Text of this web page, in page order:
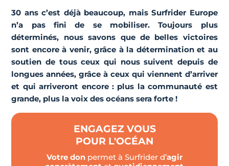
30 ans c’est déjà beaucoup, mais Surfrider Europe
n’a pas fini de se mobiliser. Toujours plus
déterminés, nous savons que de belles victoires
sont encore à venir, grâce à la détermination et au
soutien de tous ceux qui nous suivent depuis de
longues années, grâce à ceux qui viennent d’arriver
et qui arriveront encore : plus la communauté est
grande, plus la voix des océans sera forte !
ENGAGEZ VOUS
POUR L'OCÉAN
Votre donpermet à Surfrider d’agir